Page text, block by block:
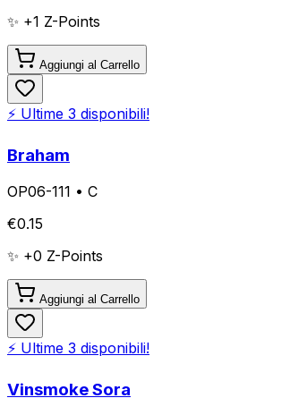
✨ +1 Z-Points
Aggiungi al Carrello
⚡ Ultime 3 disponibili!
Braham
OP06-111 • C
€0.15
✨ +0 Z-Points
Aggiungi al Carrello
⚡ Ultime 3 disponibili!
Vinsmoke Sora